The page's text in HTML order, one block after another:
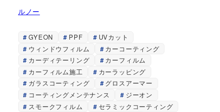
ルノー
GYEON PPF
UVカット
ウィンドウフィルム
カーコーティング
カーディテーリング
カーフィルム
カーフィルム施工
カーラッピング
ガラスコーティング
グロスアーマー
コーティングメンテナンス
ジーオン
スモークフィルム
セラミックコーティング